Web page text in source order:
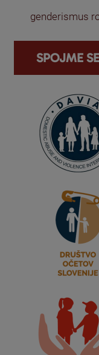
genderismus
SPOJME